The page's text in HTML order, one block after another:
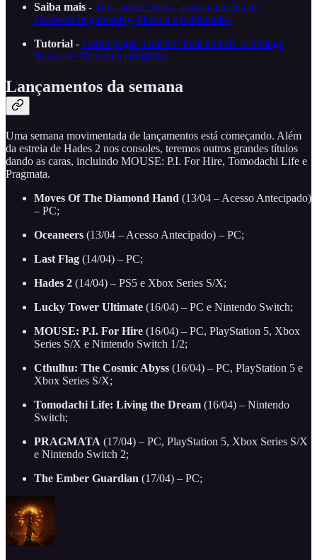
Saiba mais - Tudo sobre Sierra, a nova heroína de
Overwatch: gameplay, história e habilidades
Tutorial - Como pegar o melhor final de Life is Strange
Reunion? Veja guia completo
Lançamentos da semana
Uma semana movimentada de lançamentos está começando. Além
da estreia de Hades 2 nos consoles, teremos outros grandes títulos
dando as caras, incluindo MOUSE: P.I. For Hire, Tomodachi Life e
Pragmata.
Moves Of The Diamond Hand (13/04 – Acesso Antecipado)
– PC;
Oceaneers (13/04 – Acesso Antecipado) – PC;
Last Flag (14/04) – PC;
Hades 2 (14/04) – PS5 e Xbox Series S/X;
Lucky Tower Ultimate (16/04) – PC e Nintendo Switch;
MOUSE: P.I. For Hire (16/04) – PC, PlayStation 5, Xbox
Series S/X e Nintendo Switch 1/2;
Cthulhu: The Cosmic Abyss (16/04) – PC, PlayStation 5 e
Xbox Series S/X;
Tomodachi Life: Living the Dream (16/04) – Nintendo
Switch;
PRAGMATA (17/04) – PC, PlayStation 5, Xbox Series S/X
e Nintendo Switch 2;
The Ember Guardian (17/04) – PC;